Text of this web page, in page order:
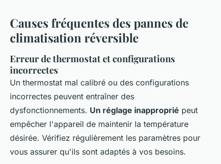
Causes fréquentes des pannes de
climatisation réversible
Erreur de thermostat et configurations
incorrectes
Un thermostat mal calibré ou des configurations
incorrectes peuvent entraîner des
dysfonctionnements. Un réglage inapproprié peut
empêcher l'appareil de maintenir la température
désirée. Vérifiez régulièrement les paramètres pour
vous assurer qu'ils sont adaptés à vos besoins.